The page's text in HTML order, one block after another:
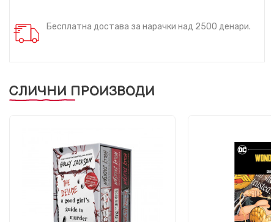
Бесплатна достава за нарачки над 2500 денари.
СЛИЧНИ ПРОИЗВОДИ